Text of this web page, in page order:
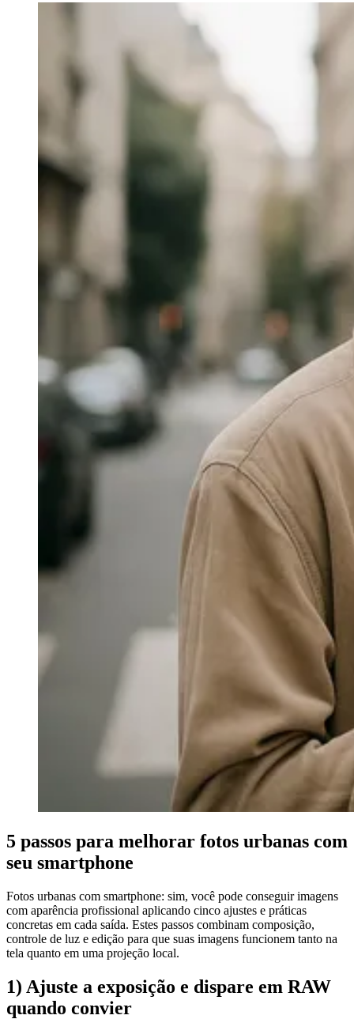
5 passos para melhorar fotos urbanas com
seu smartphone
Fotos urbanas com smartphone: sim, você pode conseguir imagens
com aparência profissional aplicando cinco ajustes e práticas
concretas em cada saída. Estes passos combinam composição,
controle de luz e edição para que suas imagens funcionem tanto na
tela quanto em uma projeção local.
1) Ajuste a exposição e dispare em RAW
quando convier